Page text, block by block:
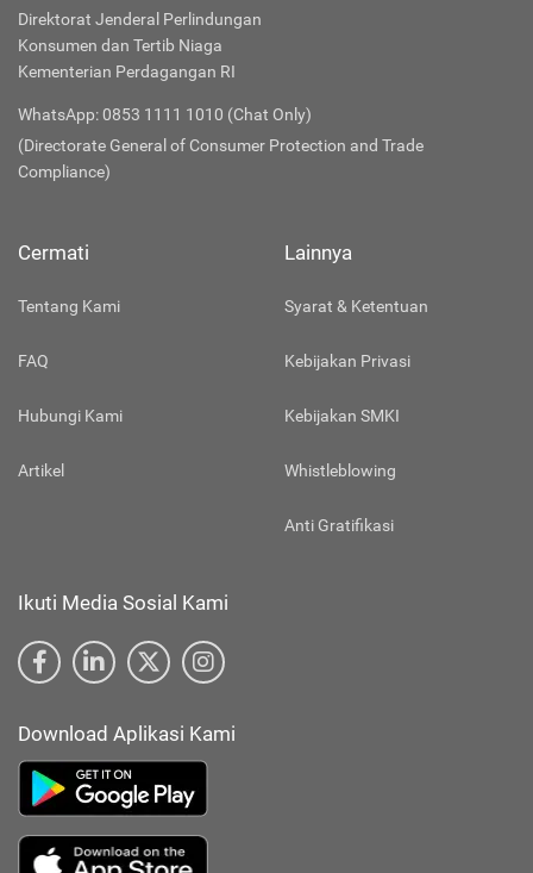
Direktorat Jenderal Perlindungan
Konsumen dan Tertib Niaga
Kementerian Perdagangan RI
WhatsApp: 0853 1111 1010 (Chat Only)
(Directorate General of Consumer Protection and Trade
Compliance)
Cermati
Tentang Kami
FAQ
Hubungi Kami
Artikel
Lainnya
Syarat & Ketentuan
Kebijakan Privasi
Kebijakan SMKI
Whistleblowing
Anti Gratifikasi
Ikuti Media Sosial Kami
Download Aplikasi Kami